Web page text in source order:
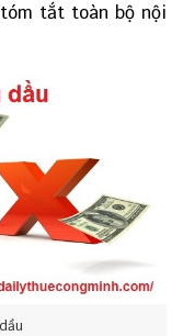
tắt toàn bộ nội